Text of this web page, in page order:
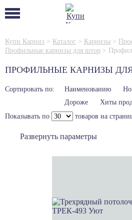
Купи Карниз > Каталог > Карнизы >
Профильные карнизы для штор >
ПРОФИЛЬНЫЕ КАРНИЗЫ
Сортировать по: Наименованию
Дороже
Хиты
Показывать по
товаров на
Развернуть параметры